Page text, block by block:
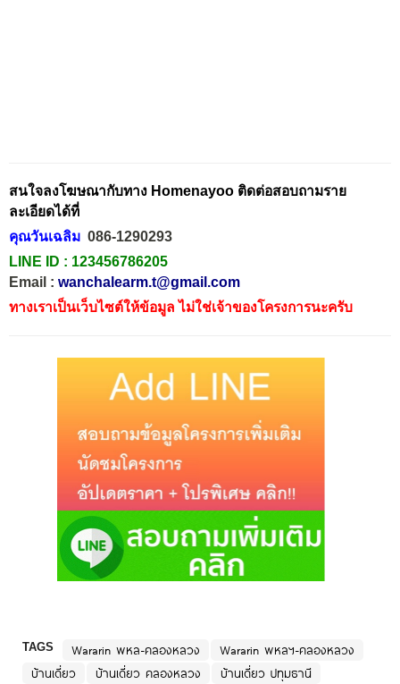
สนใจลงโฆษณากับทาง Homenayoo ติดต่อสอบถามราย
ละเอียดได้ที่
คุณวันเฉลิม 086-1290293
LINE ID : 123456786205
Email : wanchalearm.t@gmail.com
ทางเราเป็นเว็บไซต์ให้ข้อมูล ไม่ใช่เจ้าของโครงการนะครับ
TAGS Wararin พหล-คลองหลวง
Wararin พหลฯ-คลองหลวง
บ้านเดี่ยว
บ้านเดี่ยว คลองหลวง
บ้านเดี่ยว ปทุมธานี